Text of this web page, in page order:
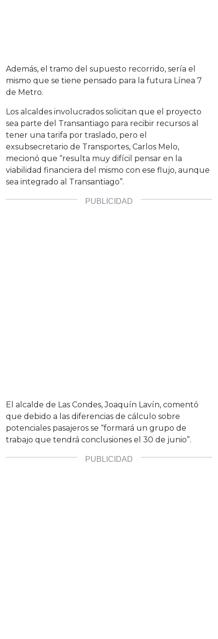
Además, el tramo del supuesto recorrido, sería el
mismo que se tiene pensado para la futura Línea 7
de Metro.
Los alcaldes involucrados solicitan que el proyecto
sea parte del Transantiago para recibir recursos al
tener una tarifa por traslado, pero el
exsubsecretario de Transportes, Carlos Melo,
mecionó que “resulta muy difícil pensar en la
viabilidad financiera del mismo con ese flujo, aunque
sea integrado al Transantiago”.
El alcalde de Las Condes, Joaquín Lavín, comentó
que debido a las diferencias de cálculo sobre
potenciales pasajeros se “formará un grupo de
trabajo que tendrá conclusiones el 30 de junio”.